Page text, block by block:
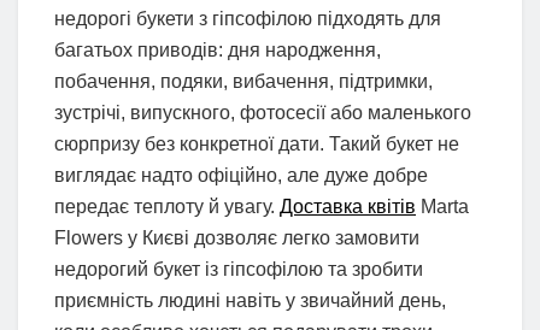
недорогі букети з гіпсофілою підходять для
багатьох приводів: дня народження,
побачення, подяки, вибачення, підтримки,
зустрічі, випускного, фотосесії або маленького
сюрпризу без конкретної дати. Такий букет не
виглядає надто офіційно, але дуже добре
передає теплоту й увагу. Доставка квітів Marta
Flowers у Києві дозволяє легко замовити
недорогий букет із гіпсофілою та зробити
приємність людині навіть у звичайний день,